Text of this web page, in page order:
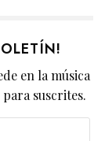
en la música
suscrites.